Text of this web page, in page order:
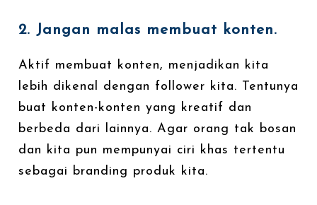
2. Jangan malas membuat konten.
Aktif membuat konten, menjadikan kita
lebih dikenal dengan follower kita. Tentunya
buat konten-konten yang kreatif dan
berbeda dari lainnya. Agar orang tak bosan
dan kita pun mempunyai ciri khas tertentu
sebagai branding produk kita.